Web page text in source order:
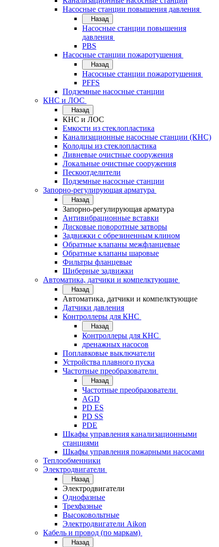
Насосные станции повышения давления
Назад
Насосные станции повышения
давления
PBS
Насосные станции пожаротушения
Назад
Насосные станции пожаротушения
PFFS
Подземные насосные станции
КНС и ЛОС
Назад
КНС и ЛОС
Емкости из стеклопластика
Канализационные насосные станции (КНС)
Колодцы из стеклопластика
Ливневые очистные сооружения
Локальные очистные сооружения
Пескоотделители
Подземные насосные станции
Запорно-регулирующая арматура
Назад
Запорно-регулирующая арматура
Антивибрационные вставки
Дисковые поворотные затворы
Задвижки с обрезиненным клином
Обратные клапаны межфланцевые
Обратные клапаны шаровые
Фильтры фланцевые
Шиберные задвижки
Автоматика, датчики и компелктующие
Назад
Автоматика, датчики и компелктующие
Датчики давления
Контроллеры для КНС
Назад
Контроллеры для КНС
дренажных насосов
Поплавковые выключатели
Устройства плавного пуска
Частотные преобразователи
Назад
Частотные преобразователи
AGD
PD ES
PD SS
PDE
Шкафы управления канализационными
станциями
Шкафы управления пожарными насосами
Теплообменники
Электродвигатели
Назад
Электродвигатели
Однофазные
Трехфазные
Высоковольтные
Электродвигатели Aikon
Кабель и провод (по маркам)
Назад